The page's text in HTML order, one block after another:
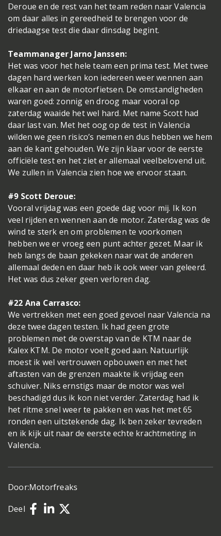
Deroue en de rest van het team reden naar Valencia
om daar alles in gereedheid te brengen voor de
driedaagse test die daar dinsdag begint.
Teammanager Jarno Janssen:
Het was voor het hele team een prima test. Met twee
dagen hard werken kon iedereen weer wennen aan
elkaar en aan de motorfietsen. De omstandigheden
waren goed: zonnig en droog maar vooral op
zaterdag waaide het wel hard. Met name Scott had
daar last van. Met het oog op de test in Valencia
wilden we geen risico’s nemen en dus hebben we hem
aan de kant gehouden. We zijn klaar voor de eerste
officiële test en het ziet er allemaal veelbelovend uit.
We zullen in Valencia zien hoe we ervoor staan.
#9 Scott Deroue:
Vooral vrijdag was een goede dag voor mij. Ik kon
veel rijden en wennen aan de motor. Zaterdag was de
wind te sterk en om problemen te voorkomen
hebben we er vroeg een punt achter gezet. Maar ik
heb langs de baan gekeken naar wat de anderen
allemaal deden en daar heb ik ook weer van geleerd.
Het was dus zeker geen verloren dag.
#22 Ana Carrasco:
We vertrekken met een goed gevoel naar Valencia na
deze twee dagen testen. Ik had geen grote
problemen met de overstap van de KTM naar de
Kalex KTM. De motor voelt goed aan. Natuurlijk
moest ik wel vertrouwen opbouwen en met het
aftasten van de grenzen maakte ik vrijdag een
schuiver. Niks ernstigs maar de motor was wel
beschadigd dus ik kon niet verder. Zaterdag had ik
het ritme snel weer te pakken en was het met 65
ronden een uitstekende dag. Ik ben zeker tevreden
en ik kijk uit naar de eerste echte krachtmeting in
Valencia.
Door:Motorfreaks
Deel